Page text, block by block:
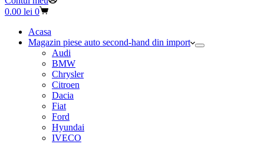
rezultat
Coș
cumpărături
0.00 lei 0
Acasa
Magazin piese auto second-hand din import
Audi
BMW
Chrysler
Citroen
Dacia
Fiat
Ford
Hyundai
IVECO